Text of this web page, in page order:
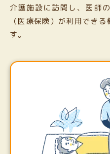
介護施設に訪問し、医師
（医療保険）が利用でき
す。